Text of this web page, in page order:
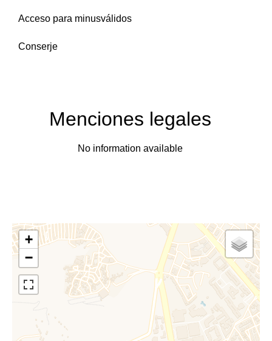
Acceso para minusválidos
Conserje
Menciones legales
No information available
+
−